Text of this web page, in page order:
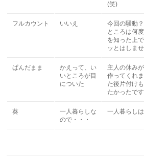
(笑)
フルカウント いいえ
今回の騒動
ところは何
を知った上
ッとはしませ
ぱんだまま
かえって、い
いところが目
についた
主人の休み
作ってくれ
た後片付け
たかったです
葵
一人暮らしな
ので・・・
一人暮らし